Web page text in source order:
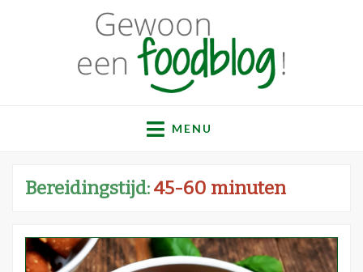
Gewoon een
foodblog!
recepten
MENU
Bereidingstijd:45-60 minuten